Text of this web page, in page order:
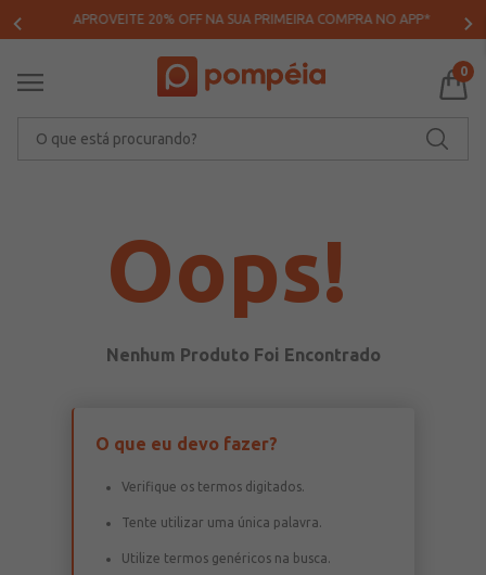
APROVEITE 20% OFF NA SUA PRIMEIRA COMPRA NO APP*
0
Oops!
O que eu devo fazer?
Verifique os termos digitados.
Tente utilizar uma única palavra.
Utilize termos genéricos na busca.